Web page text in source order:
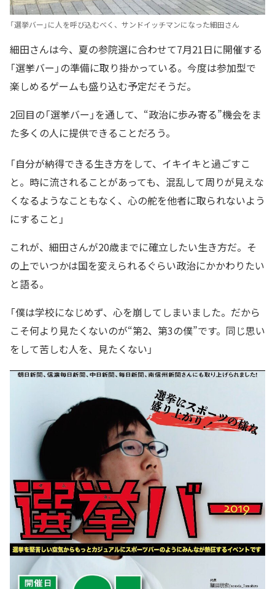
「選挙バー」に人を呼び込むべく、サンドイッチマンになった細田さん
細田さんは今、夏の参院選に合わせて7月21日に開催する
「選挙バー」の準備に取り掛かっている。今度は参加型で
楽しめるゲームも盛り込む予定だそうだ。
2回目の「選挙バー」を通して、“政治に歩み寄る”機会をま
た多くの人に提供できることだろう。
「自分が納得できる生き方をして、イキイキと過ごすこ
と。時に流されることがあっても、混乱して周りが見えな
くなるようなこともなく、心の舵を他者に取られないよう
にすること」
これが、細田さんが20歳までに確立したい生き方だ。そ
の上でいつかは国を変えられるぐらい政治にかかわりたい
と語る。
「僕は学校になじめず、心を崩してしまいました。だから
こそ何より見たくないのが“第2、第3の僕”です。同じ思い
をして苦しむ人を、見たくない」